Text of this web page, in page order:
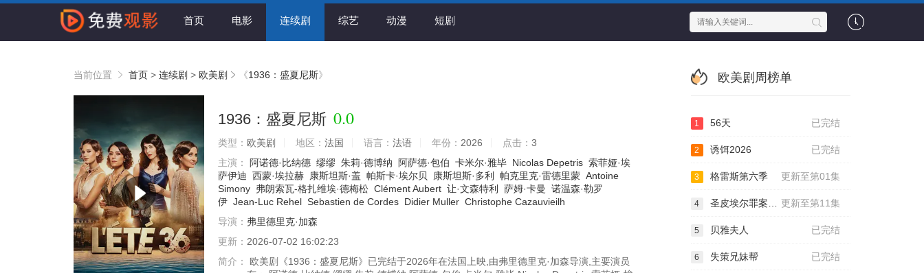
首页 电影 连续剧 综艺 动漫 短剧
当前位置 首页 > 连续剧 > 欧美剧 《1936：盛夏尼斯》
1936：盛夏尼斯 0.0
类型： 欧美剧 地区： 法国 语言： 法语 年份： 2026 点击： 3
主演：
阿诺德·比纳德 缪缪 朱莉·德博纳 阿萨德·包伯 卡米尔·雅毕 Nicolas Depetris 索菲娅·埃
萨伊迪
西蒙·埃拉赫 康斯坦斯·盖 帕斯卡·埃尔贝 康斯坦斯·多利 帕克里克·雷德里蒙 Antoine
Simony 弗朗索瓦-格扎维埃·德梅松 Clément Aubert 让·文森特利 萨姆·卡曼
诺温森·勒罗
伊 Jean-Luc Rehel Sebastien de Cordes Didier Muller Christophe Cazauvieilh
导演： 弗里德里克·加森
更新： 2026-07-02 16:02:23
简介：
欧美剧《1936：盛夏尼斯》已完结于2026年在法国上映,由弗里德里克·加森导演,主要演员
欧美剧周榜单
已完结
1 56天
已完结
2 诱饵2026
更新至第01集
3 格雷斯第六季
更新至第11集
4 圣皮埃尔罪案第二季
已完结
5 贝雅夫人
已完结
6 失策兄妹帮